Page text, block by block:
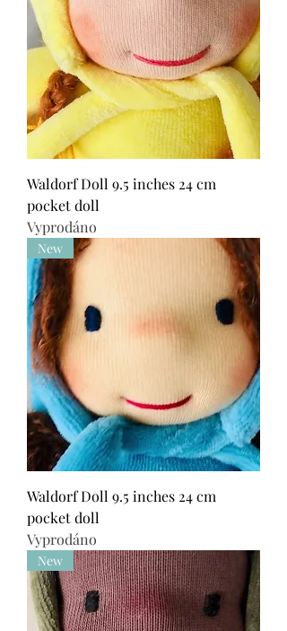
Waldorf Doll 9.5 inches 24 cm
pocket doll
Vyprodáno
New
Waldorf Doll 9.5 inches 24 cm
pocket doll
Vyprodáno
New